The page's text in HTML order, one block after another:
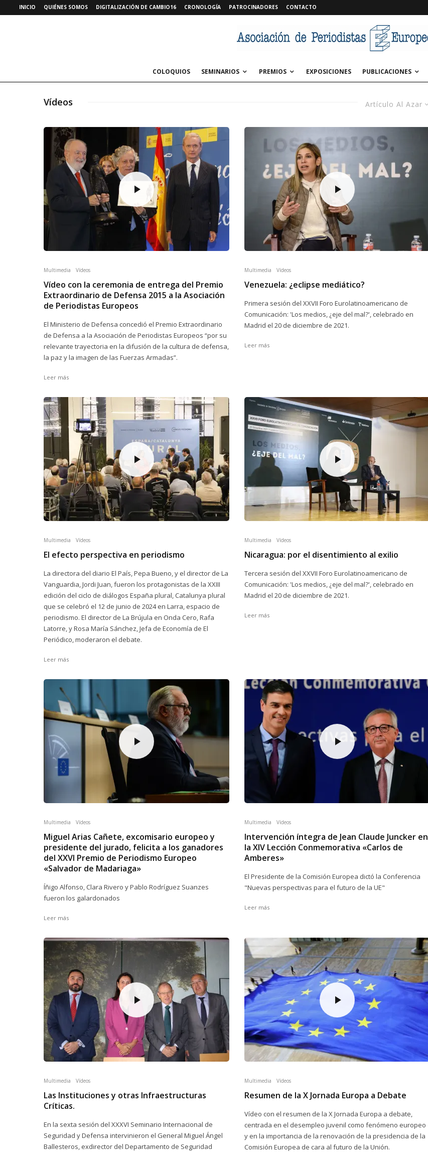
INICIO QUIÉNES SOMOS DIGITALIZACIÓN DE CAMBIO16 CRONOLOGÍA PATROCINADORES CONTACTO
COLOQUIOS SEMINARIOS PREMIOS EXPOSICIONES PUBLICACIONES
Artículo Al Azar
Vídeos
Multimedia Vídeos
Vídeo con la ceremonia de entrega del Premio
Extraordinario de Defensa 2015 a la Asociación
de Periodistas Europeos
El Ministerio de Defensa concedió el Premio Extraordinario
de Defensa a la Asociación de Periodistas Europeos “por su
relevante trayectoria en la difusión de la cultura de defensa,
la paz y la imagen de las Fuerzas Armadas”.
Leer más
Multimedia Vídeos
Venezuela: ¿eclipse mediático?
Primera sesión del XXVII Foro Eurolatinoamericano de
Comunicación: 'Los medios, ¿eje del mal?', celebrado en
Madrid el 20 de diciembre de 2021.
Leer más
Multimedia Vídeos
El efecto perspectiva en periodismo
La directora del diario El País, Pepa Bueno, y el director de La
Vanguardia, Jordi Juan, fueron los protagonistas de la XXIII
edición del ciclo de diálogos España plural, Catalunya plural
que se celebró el 12 de junio de 2024 en Larra, espacio de
periodismo. El director de La Brújula en Onda Cero, Rafa
Latorre, y Rosa María Sánchez, Jefa de Economía de El
Periódico, moderaron el debate.
Leer más
Multimedia Vídeos
Nicaragua: por el disentimiento al exilio
Tercera sesión del XXVII Foro Eurolatinoamericano de
Comunicación: 'Los medios, ¿eje del mal?', celebrado en
Madrid el 20 de diciembre de 2021.
Leer más
Multimedia Vídeos
Miguel Arias Cañete, excomisario europeo y
presidente del jurado, felicita a los ganadores
del XXVI Premio de Periodismo Europeo
«Salvador de Madariaga»
Íñigo Alfonso, Clara Rivero y Pablo Rodríguez Suanzes
fueron los galardonados
Leer más
Multimedia Vídeos
Intervención íntegra de Jean Claude Juncker en
la XIV Lección Conmemorativa «Carlos de
Amberes»
El Presidente de la Comisión Europea dictó la Conferencia
"Nuevas perspectivas para el futuro de la UE"
Leer más
Multimedia Vídeos
Las Instituciones y otras Infraestructuras
Críticas.
En la sexta sesión del XXXVI Seminario Internacional de
Seguridad y Defensa intervinieron el General Miguel Ángel
Ballesteros, exdirector del Departamento de Seguridad
Multimedia Vídeos
Resumen de la X Jornada Europa a Debate
Vídeo con el resumen de la X Jornada Europa a debate,
centrada en el desempleo juvenil como fenómeno europeo
y en la importancia de la renovación de la presidencia de la
Comisión Europea de cara al futuro de la Unión.